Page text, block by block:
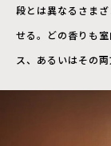
段とは異なるさま
せる。どの香りも
ス、あるいはその